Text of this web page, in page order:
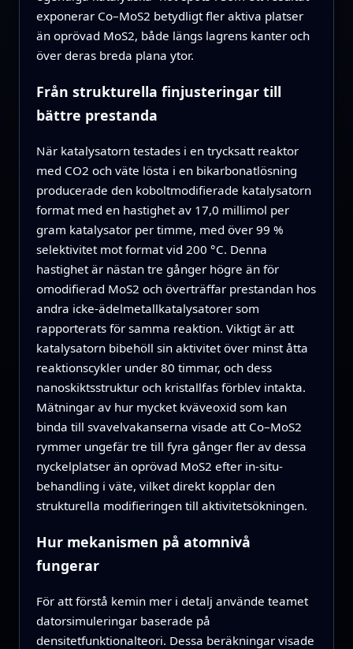
exponerar Co–MoS2 betydligt fler aktiva platser
än oprövad MoS2, både längs lagrens kanter och
över deras breda plana ytor.
Från strukturella finjusteringar till
bättre prestanda
När katalysatorn testades i en trycksatt reaktor
med CO2 och väte lösta i en bikarbonatlösning
producerade den koboltmodifierade katalysatorn
format med en hastighet av 17,0 millimol per
gram katalysator per timme, med över 99 %
selektivitet mot format vid 200 °C. Denna
hastighet är nästan tre gånger högre än för
omodifierad MoS2 och överträffar prestandan hos
andra icke-ädelmetallkatalysatorer som
rapporterats för samma reaktion. Viktigt är att
katalysatorn bibehöll sin aktivitet över minst åtta
reaktionscykler under 80 timmar, och dess
nanoskiktsstruktur och kristallfas förblev intakta.
Mätningar av hur mycket kväveoxid som kan
binda till svavelvakanserna visade att Co–MoS2
rymmer ungefär tre till fyra gånger fler av dessa
nyckelplatser än oprövad MoS2 efter in-situ-
behandling i väte, vilket direkt kopplar den
strukturella modifieringen till aktivitetsökningen.
Hur mekanismen på atomnivå
fungerar
För att förstå kemin mer i detalj använde teamet
datorsimuleringar baserade på
densitetfunktionalteori. Dessa beräkningar visade